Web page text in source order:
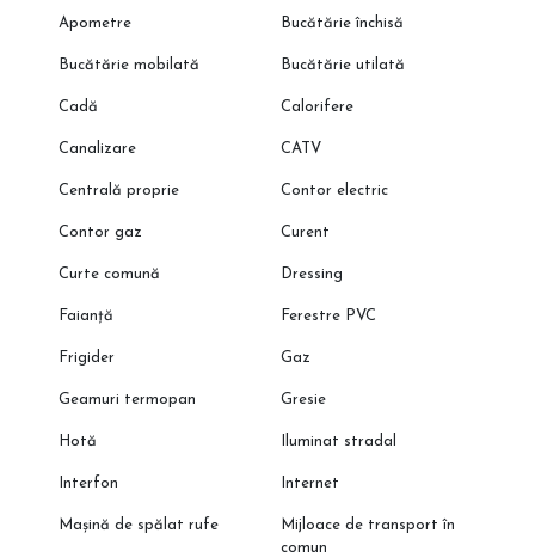
Apometre Bucătărie închisă
Bucătărie mobilată Bucătărie utilată
Cadă Calorifere
Canalizare CATV
Centrală proprie Contor electric
Contor gaz Curent
Curte comună Dressing
Faianță Ferestre PVC
Frigider Gaz
Geamuri termopan Gresie
Hotă Iluminat stradal
Interfon Internet
Mașină de spălat rufe
Mijloace de transport în
comun